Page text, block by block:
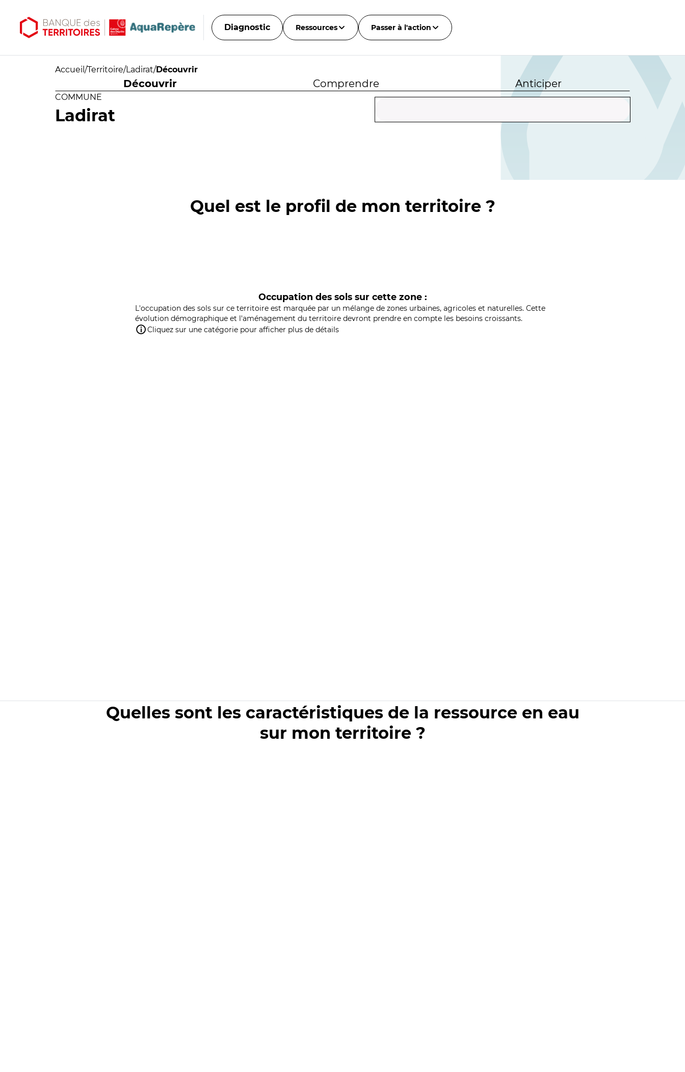
Diagnostic Ressources Passer à l'action
Accueil /Territoire/Ladirat/Découvrir
Découvrir Comprendre Anticiper
COMMUNE
Ladirat
Quel est le profil de mon territoire ?
Occupation des sols sur cette zone :
L'occupation des sols sur ce territoire est marquée par un mélange de zones urbaines, agricoles et naturelles. Cette
évolution démographique et l'aménagement du territoire devront prendre en compte les besoins croissants.
Cliquez sur une catégorie pour afficher plus de détails
Quelles sont les caractéristiques de la ressource en eau
sur mon territoire ?